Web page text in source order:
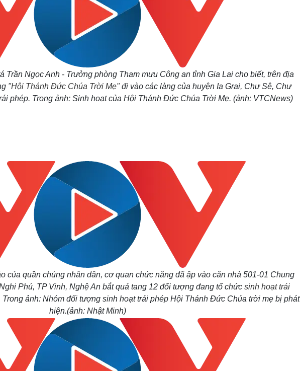
- Gia đình
Văn học
Âm nhạc
Di sản
Thời trang
Trần Ngọc Anh - Trưởng phòng Tham mưu Công an tỉnh Gia Lai cho biết, trên địa
"Hội Thánh Đức Chúa Trời Mẹ"đi vào các làng của huyện Ia Grai, Chư Sê, Chư
phép. Trong ảnh: Sinh hoạt của Hội Thánh Đức Chúa Trời Mẹ. (ảnh: VTCNews)
của quần chúng nhân dân, cơ quan chức năng đã ập vào căn nhà 501-01 Chung
Phú, TP Vinh, Nghệ An bắt quả tang 12 đối tượng đang tổ chức sinh hoạt trái
Trong ảnh: Nhóm đối tượng sinh hoạt trái phép Hội Thánh Đức Chúa trời mẹ bị phát
hiện.(ảnh: Nhật Minh)